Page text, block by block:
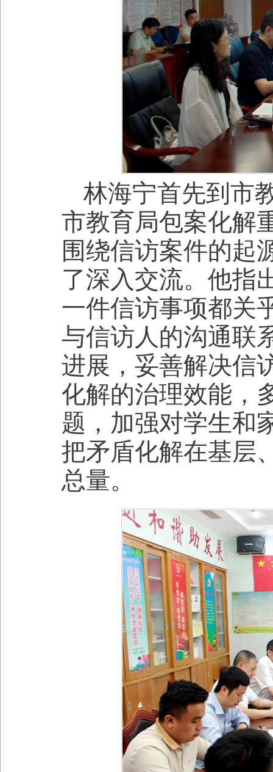
林海宁首先到市
市教育局包案化解
围绕信访案件的起
了深入交流。他指
一件信访事项都关
与信访人的沟通联
进展，妥善解决信
化解的治理效能，
题，加强对学生和
把矛盾化解在基层
总量。